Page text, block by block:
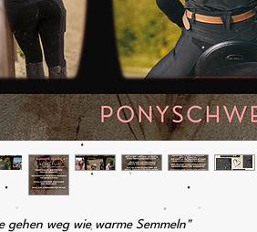
gehen weg wie warme Semmeln"